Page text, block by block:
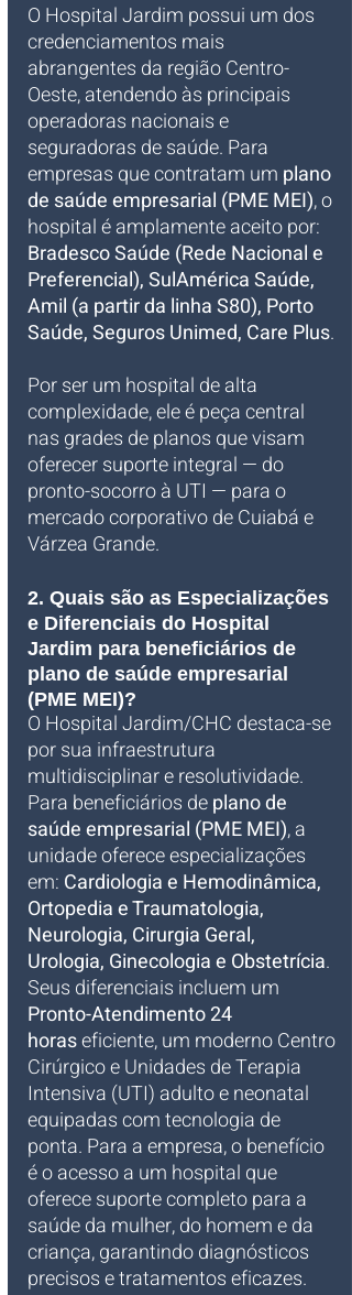
O Hospital Jardim possui um dos
credenciamentos mais
abrangentes da região Centro-
Oeste, atendendo às principais
operadoras nacionais e
seguradoras de saúde. Para
empresas que contratam um plano
de saúde empresarial (PME MEI), o
hospital é amplamente aceito por:
Bradesco Saúde (Rede Nacional e
Preferencial), SulAmérica Saúde,
Amil (a partir da linha S80), Porto
Saúde, Seguros Unimed, Care Plus.
Por ser um hospital de alta
complexidade, ele é peça central
nas grades de planos que visam
oferecer suporte integral — do
pronto-socorro à UTI — para o
mercado corporativo de Cuiabá e
Várzea Grande.
2. Quais são as Especializações
e Diferenciais do Hospital
Jardim para beneficiários de
plano de saúde empresarial
(PME MEI)?
O Hospital Jardim/CHC destaca-se
por sua infraestrutura
multidisciplinar e resolutividade.
Para beneficiários de plano de
saúde empresarial (PME MEI), a
unidade oferece especializações
em: Cardiologia e Hemodinâmica,
Ortopedia e Traumatologia,
Neurologia, Cirurgia Geral,
Urologia, Ginecologia e Obstetrícia.
Seus diferenciais incluem um
Pronto-Atendimento 24
horas eficiente, um moderno Centro
Cirúrgico e Unidades de Terapia
Intensiva (UTI) adulto e neonatal
equipadas com tecnologia de
ponta. Para a empresa, o benefício
é o acesso a um hospital que
oferece suporte completo para a
saúde da mulher, do homem e da
criança, garantindo diagnósticos
precisos e tratamentos eficazes.